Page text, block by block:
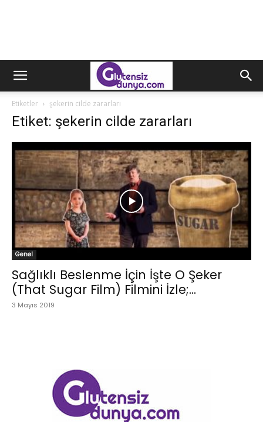
Etiketler şekerin cilde zararları
Etiket: şekerin cilde zararları
Genel
Sağlıklı Beslenme İçin İşte O Şeker
(That Sugar Film) Filmini İzle;...
3 Mayıs 2019